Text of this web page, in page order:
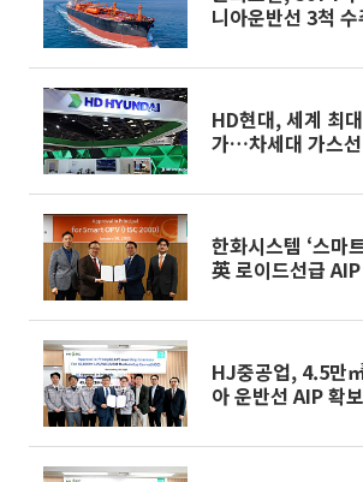
니아운반선 3척 수
HD현대, 세계 최
가…차세대 가스
한화시스템 ‘스마
英 로이드선급
HJ중공업, 4.5만
아 운반선 AIP 확